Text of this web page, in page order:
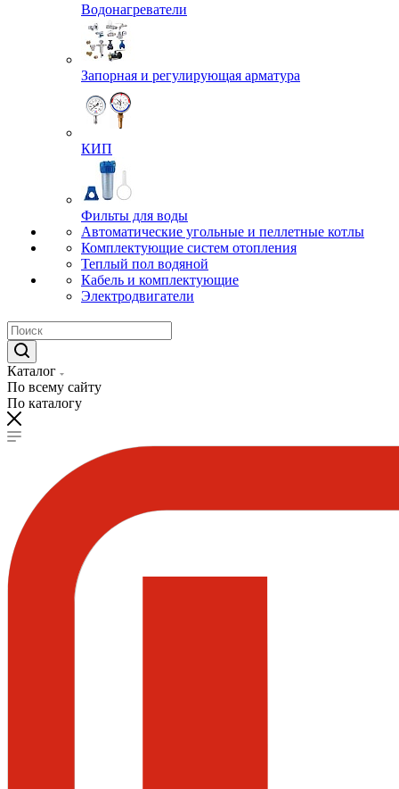
Водонагреватели
Запорная и регулирующая арматура
КИП
Фильты для воды
Автоматические угольные и пеллетные котлы
Комплектующие систем отопления
Теплый пол водяной
Кабель и комплектующие
Электродвигатели
Каталог
По всему сайту
По каталогу